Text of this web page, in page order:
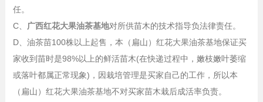
任。
C、 广西红花大果油茶基地对所供苗木的技术指导负法律责任。
D、油茶苗100株以上起售，本（扁山）红花大果油茶基地保证买
家收到苗时是98%以上的鲜活苗木(在快递过程中，嫩枝嫩叶萎缩
或落叶都属正常现象)，因栽培管理是买家自己的工作，所以本
（扁山）红花大果油茶基地不对买家苗木栽后成活率负责。